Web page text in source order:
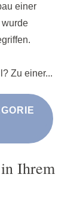
einer
Zu einer...
Ihrem